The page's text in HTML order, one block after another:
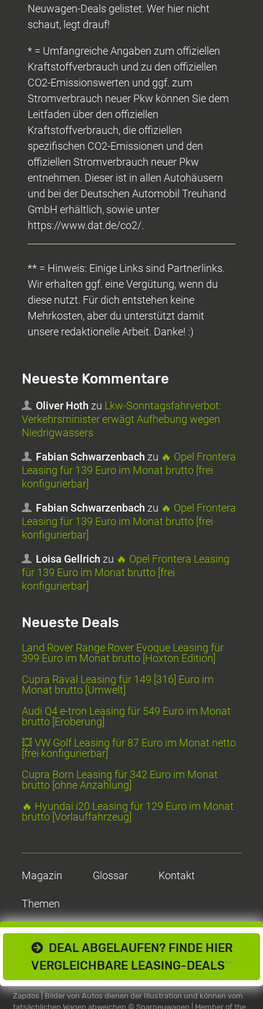
DEAL ABGELAUFEN? FINDE HIER
VERGLEICHBARE LEASING-DEALS**
Neuwagen-Deals gelistet. Wer hier nicht
schaut, legt drauf!
* = Umfangreiche Angaben zum offiziellen
Kraftstoffverbrauch und zu den offiziellen
CO2-Emissionswerten und ggf. zum
Stromverbrauch neuer Pkw können Sie dem
Leitfaden über den offiziellen
Kraftstoffverbrauch, die offiziellen
spezifischen CO2-Emissionen und den
offiziellen Stromverbrauch neuer Pkw
entnehmen. Dieser ist in allen Autohäusern
und bei der Deutschen Automobil Treuhand
GmbH erhältlich, sowie unter
https://www.dat.de/co2/.
** = Hinweis: Einige Links sind Partnerlinks.
Wir erhalten ggf. eine Vergütung, wenn du
diese nutzt. Für dich entstehen keine
Mehrkosten, aber du unterstützt damit
unsere redaktionelle Arbeit. Danke! :)
Neueste Kommentare
Oliver Hoth zu Lkw-Sonntagsfahrverbot:
Verkehrsminister erwägt Aufhebung wegen
Niedrigwassers
Fabian Schwarzenbach zu 🔥 Opel Frontera
Leasing für 139 Euro im Monat brutto [frei
konfigurierbar]
Fabian Schwarzenbach zu 🔥 Opel Frontera
Leasing für 139 Euro im Monat brutto [frei
konfigurierbar]
Loisa Gellrich zu 🔥 Opel Frontera Leasing
für 139 Euro im Monat brutto [frei
konfigurierbar]
Neueste Deals
Land Rover Range Rover Evoque Leasing für
399 Euro im Monat brutto [Hoxton Edition]
Cupra Raval Leasing für 149 [316] Euro im
Monat brutto [Umwelt]
Audi Q4 e-tron Leasing für 549 Euro im Monat
brutto [Eroberung]
💥 VW Golf Leasing für 87 Euro im Monat netto
[frei konfigurierbar]
Cupra Born Leasing für 342 Euro im Monat
brutto [ohne Anzahlung]
🔥 Hyundai i20 Leasing für 129 Euro im Monat
brutto [Vorlauffahrzeug]
Magazin Glossar Kontakt
Themen
Zapdos | Bilder von Autos dienen der Illustration und können vom
tatsächlichen Wagen abweichen© Sparneuwagen | Member of the